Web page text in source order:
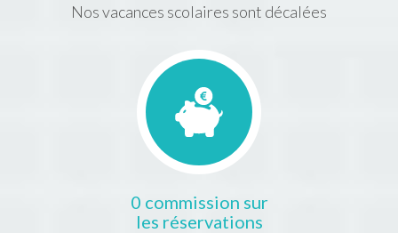
Nos vacances scolaires sont décalées
0 commission sur
les réservations